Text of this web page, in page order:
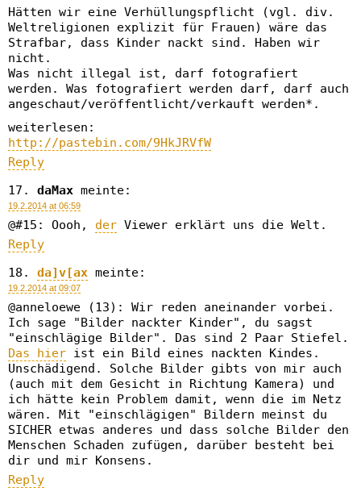
Hätten wir eine Verhüllungspflicht (vgl. div.
Weltreligionen explizit für Frauen) wäre das
Strafbar, dass Kinder nackt sind. Haben wir
nicht.
Was nicht illegal ist, darf fotografiert
werden. Was fotografiert werden darf, darf auch
angeschaut/veröffentlicht/verkauft werden*.
weiterlesen:
http://pastebin.com/9HkJRVfW
Reply
daMax meinte:
19.2.2014 at 06:59
@#15: Oooh, der Viewer erklärt uns die Welt.
Reply
da]v[ax meinte:
19.2.2014 at 09:07
@anneloewe (13): Wir reden aneinander vorbei.
Ich sage "Bilder nackter Kinder", du sagst
"einschlägige Bilder". Das sind 2 Paar Stiefel.
Das hier ist ein Bild eines nackten Kindes.
Unschädigend. Solche Bilder gibts von mir auch
(auch mit dem Gesicht in Richtung Kamera) und
ich hätte kein Problem damit, wenn die im Netz
wären. Mit "einschlägigen" Bildern meinst du
SICHER etwas anderes und dass solche Bilder den
Menschen Schaden zufügen, darüber besteht bei
dir und mir Konsens.
Reply